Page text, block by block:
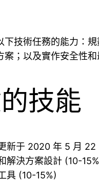
下技術任務的能力：
案；以及實作安全性和
技能
新于 2020 年 5 月 22
解決方案設計 (10-
具 (10-15%)